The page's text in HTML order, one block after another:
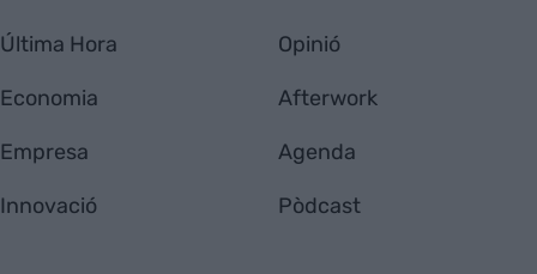
Última Hora
Economia
Empresa
Innovació
Opinió
Afterwork
Agenda
Pòdcast